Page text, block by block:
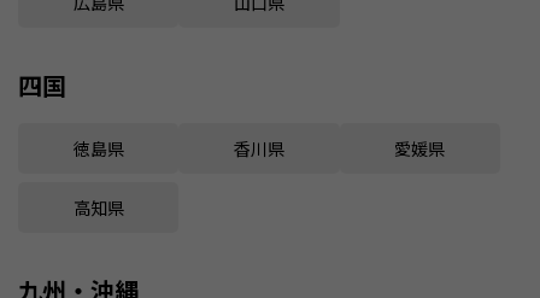
四国
徳島県 香川県 愛媛県
高知県
九州・沖縄